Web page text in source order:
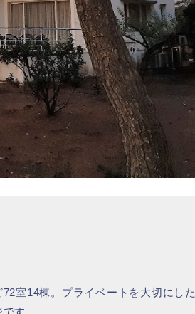
室14棟。プライベートを大切にした